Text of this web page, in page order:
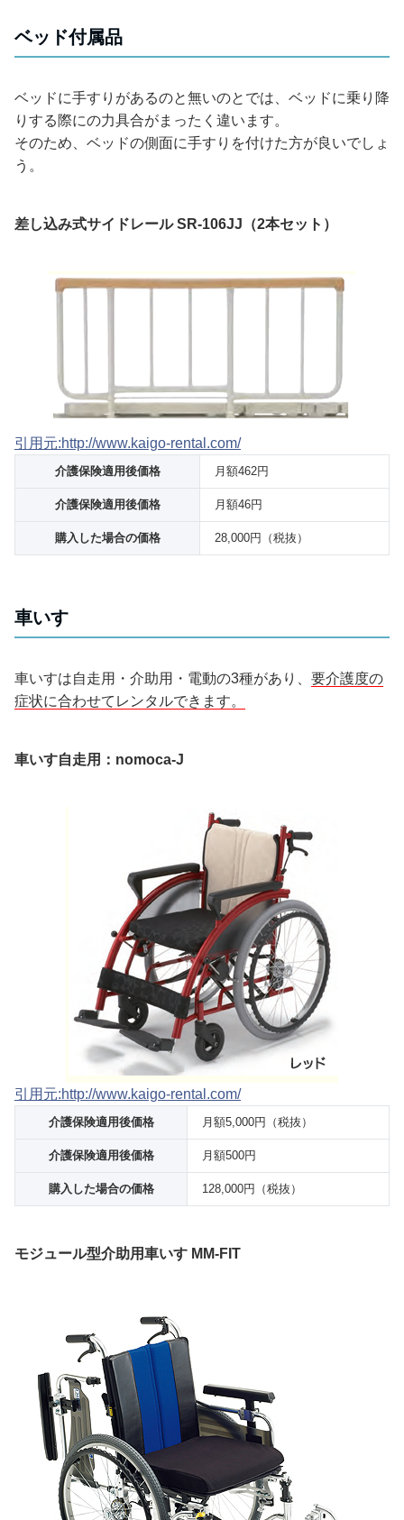
ベッド付属品
ベッドに手すりがあるのと無いのとでは、ベッドに乗り降
りする際にの力具合がまったく違います。
そのため、ベッドの側面に手すりを付けた方が良いでしょ
う。
差し込み式サイドレール SR-106JJ（2本セット）
引用元:http://www.kaigo-rental.com/
介護保険適用後価格 月額462円
介護保険適用後価格 月額46円
購入した場合の価格 28,000円（税抜）
車いす
車いすは自走用・介助用・電動の3種があり、 要介護度の
症状に合わせてレンタルできます。
車いす自走用：nomoca-J
引用元:http://www.kaigo-rental.com/
介護保険適用後価格 月額5,000円（税抜）
介護保険適用後価格 月額500円
購入した場合の価格 128,000円（税抜）
モジュール型介助用車いす MM-FIT